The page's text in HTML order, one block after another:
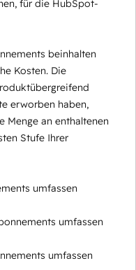
für die HubSpot-
beinhalten
Kosten. Die
erworben haben,
Menge an enthaltenen
Stufe Ihrer
umfassen
umfassen
umfassen